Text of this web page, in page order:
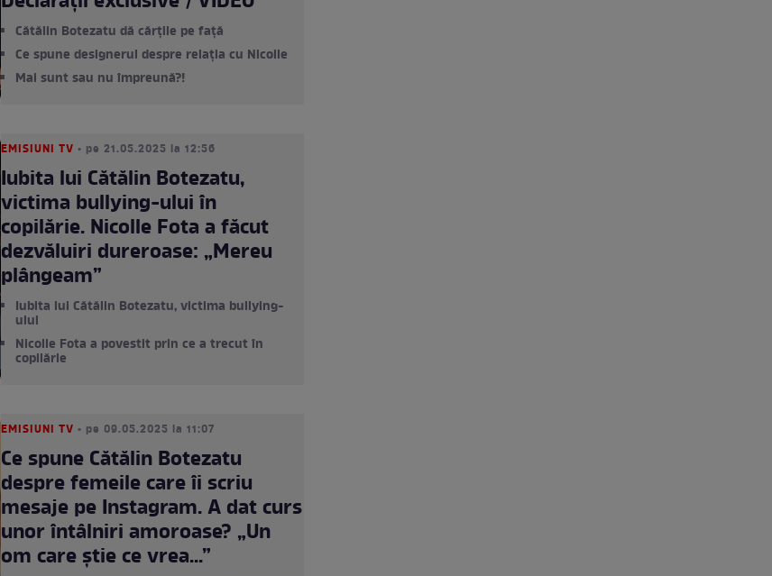
Cătălin Botezatu dă cărțile pe față
Ce spune designerul despre relația cu Nicolle
Mai sunt sau nu împreună?!
EMISIUNI TV • pe 21.05.2025 la 12:56
Iubita lui Cătălin Botezatu,
victima bullying-ului în
copilărie. Nicolle Fota a făcut
dezvăluiri dureroase: „Mereu
plângeam”
Iubita lui Cătălin Botezatu, victima bullying-
ului
Nicolle Fota a povestit prin ce a trecut în
copilărie
EMISIUNI TV • pe 09.05.2025 la 11:07
Ce spune Cătălin Botezatu
despre femeile care îi scriu
mesaje pe Instagram. A dat curs
unor întâlniri amoroase? „Un
om care știe ce vrea...”